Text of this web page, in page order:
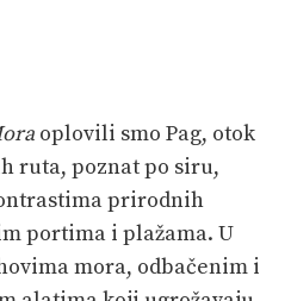
oplovili smo Pag, otok
ruta, poznat po siru,
prirodnih
portima i plažama. U
mora, odbačenim i